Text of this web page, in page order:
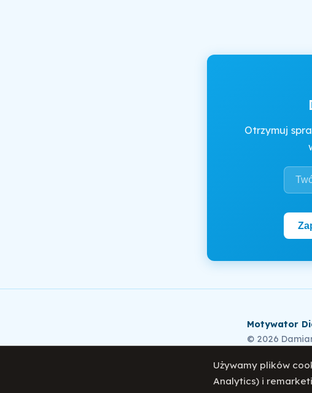
Otrzymuj
Motywator
© 2026
Polityka
Używamy plików
Analytics) i